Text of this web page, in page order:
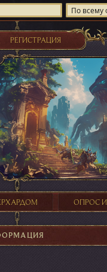
РЕГИСТРАЦИЯ
ОПРОС